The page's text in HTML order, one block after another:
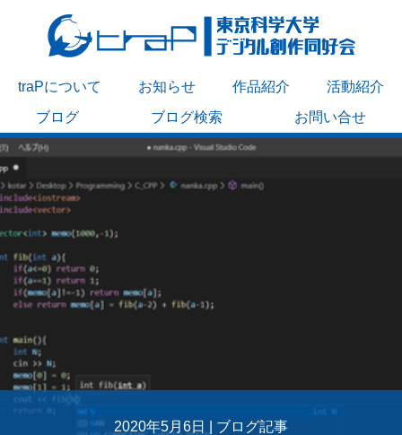
traPについて お知らせ 作品紹介
活動紹介
ブログ
ブログ検索 お問い合せ
2020年5月6日 | ブログ記事